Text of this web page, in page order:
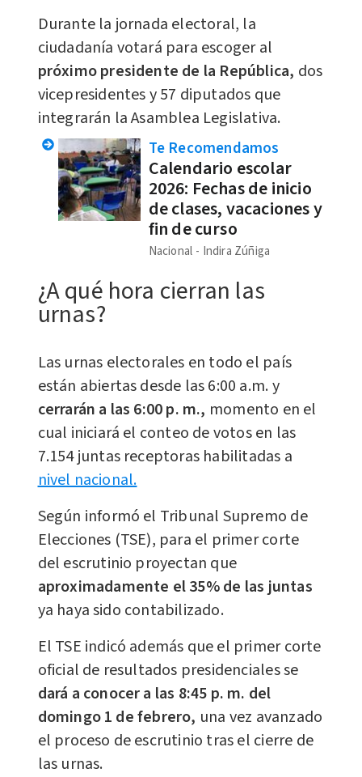
Durante la jornada electoral, la
ciudadanía votará para escoger al
próximo presidente de la República, dos
vicepresidentes y 57 diputados que
integrarán la Asamblea Legislativa.
Te Recomendamos
Calendario escolar
2026: Fechas de inicio
de clases, vacaciones y
fin de curso
Nacional Indira Zúñiga
¿A qué hora cierran las
urnas?
Las urnas electorales en todo el país
están abiertas desde las 6:00 a.m. y
cerrarán a las 6:00 p. m., momento en el
cual iniciará el conteo de votos en las
7.154 juntas receptoras habilitadas a
nivel nacional.
Según informó el Tribunal Supremo de
Elecciones (TSE), para el primer corte
del escrutinio proyectan que
aproximadamente el 35% de las juntas
ya haya sido contabilizado.
El TSE indicó además que el primer corte
oficial de resultados presidenciales se
dará a conocer a las 8:45 p. m. del
domingo 1 de febrero, una vez avanzado
el proceso de escrutinio tras el cierre de
las urnas.